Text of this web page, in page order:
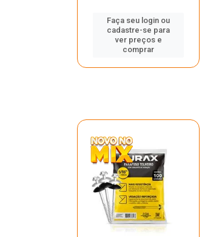
Faça seu login ou
cadastre-se para
ver preços e
comprar